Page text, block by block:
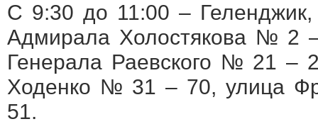
С 9:30 до 11:00 – Геленджик,
Адмирала Холостякова № 2
Генерала Раевского № 21 –
Ходенко № 31 – 70, улица
51.